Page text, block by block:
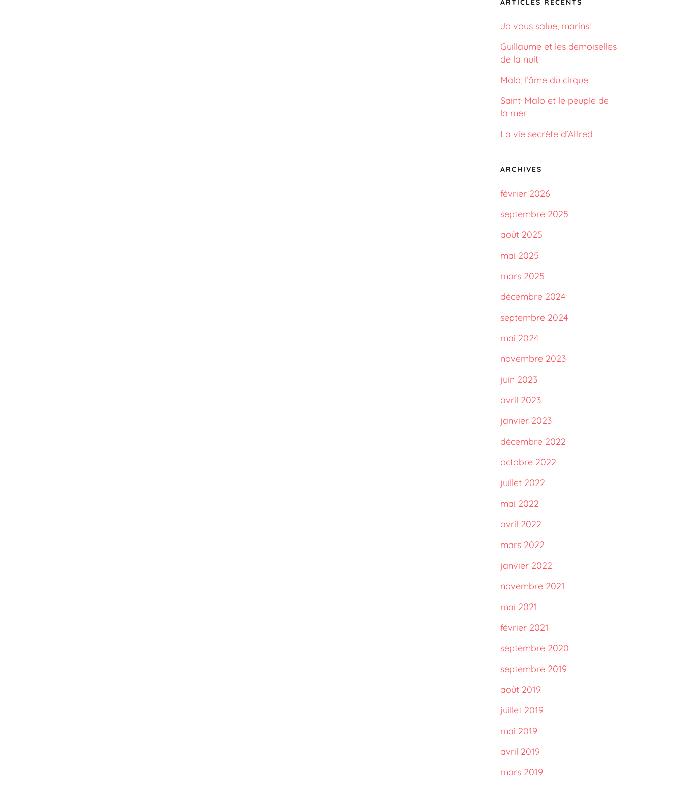
ARTICLES RÉCENTS
Jo vous salue, marins!
Guillaume et les demoiselles
de la nuit
Malo, l’âme du cirque
Saint-Malo et le peuple de
la mer
La vie secrète d’Alfred
ARCHIVES
février 2026
septembre 2025
août 2025
mai 2025
mars 2025
décembre 2024
septembre 2024
mai 2024
novembre 2023
juin 2023
avril 2023
janvier 2023
décembre 2022
octobre 2022
juillet 2022
mai 2022
avril 2022
mars 2022
janvier 2022
novembre 2021
mai 2021
février 2021
septembre 2020
septembre 2019
août 2019
juillet 2019
mai 2019
avril 2019
mars 2019